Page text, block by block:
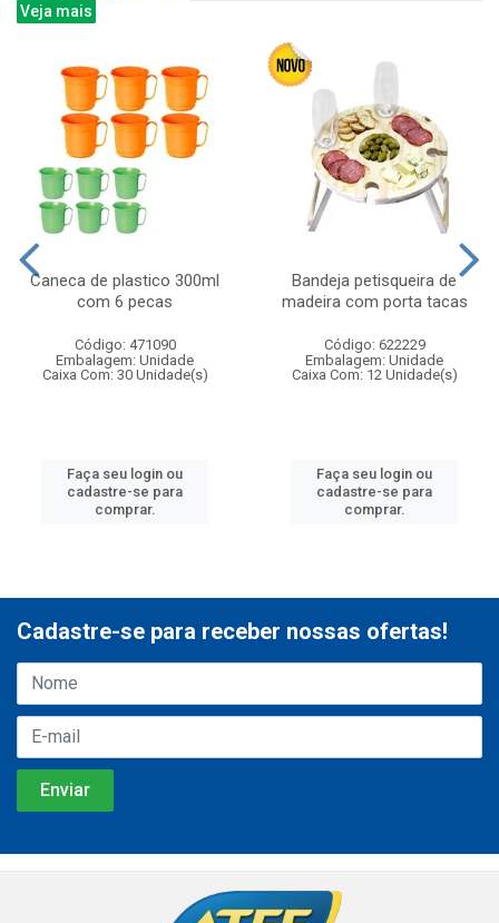
Veja mais
Caneca de plastico 300ml
com 6 pecas
Código: 471090
Embalagem: Unidade
Caixa Com: 30 Unidade(s)
Faça seu login ou
cadastre-se para
comprar.
Bandeja petisqueira de
madeira com porta tacas
Código: 622229
Embalagem: Unidade
Caixa Com: 12 Unidade(s)
Faça seu login ou
cadastre-se para
comprar.
Cadastre-se para receber nossas ofertas!